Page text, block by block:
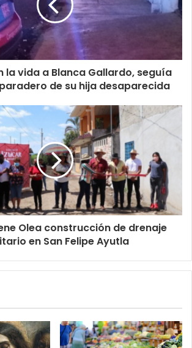
la vida a Blanca Gallardo, seguía
de su hija desaparecida
Olea construcción de drenaje
en San Felipe Ayutla